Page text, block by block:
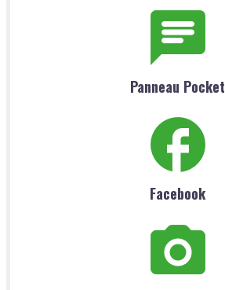
Panneau Pocket
Facebook